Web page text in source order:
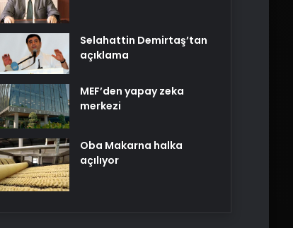
Selahattin Demirtaş’tan
açıklama
MEF’den yapay zeka
merkezi
Oba Makarna halka
açılıyor